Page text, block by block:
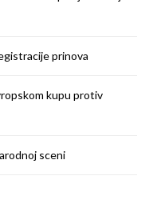
prinova
kupu protiv
sceni